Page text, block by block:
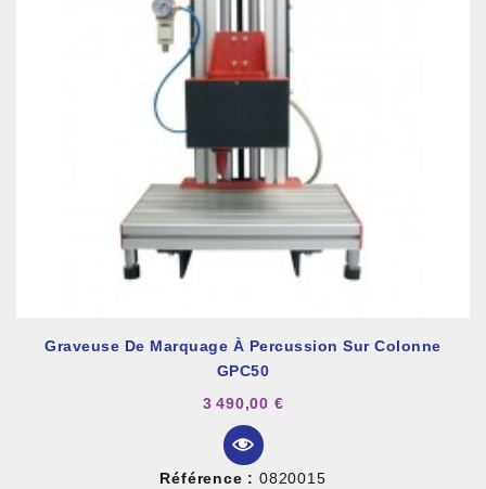
Graveuse De Marquage À Percussion Sur Colonne
GPC50
3 490,00 €
Référence : 0820015